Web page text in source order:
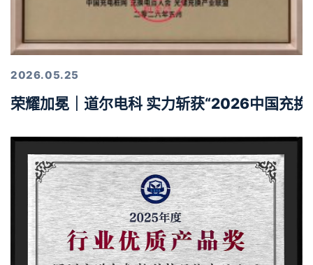
2026.05.25
荣耀加冕｜道尔电科 实力斩获“2026中国充换